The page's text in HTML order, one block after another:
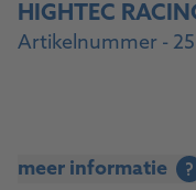
HIGHTEC
Artikelnummer -
meer informatie ?